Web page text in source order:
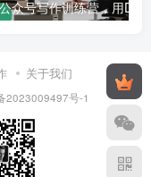
关于我们
2023009497号-1